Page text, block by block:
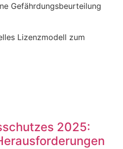
Gefährdungsbeurteilung
Lizenzmodell zum
2025: